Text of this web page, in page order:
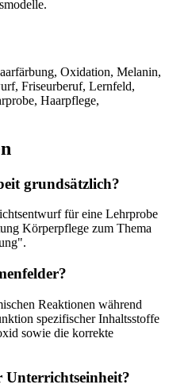
Oxidation, Melanin,
Friseurberuf, Lernfeld,
Haarpflege,
grundsätzlich?
für eine Lehrprobe
Körperpflege zum Thema
Reaktionen während
spezifischer Inhaltsstoffe
sowie die korrekte
Unterrichtseinheit?